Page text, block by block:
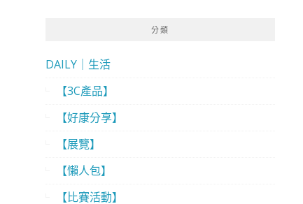
分類
DAILY｜生活
【3C產品】
【好康分享】
【展覽】
【懶人包】
【比賽活動】